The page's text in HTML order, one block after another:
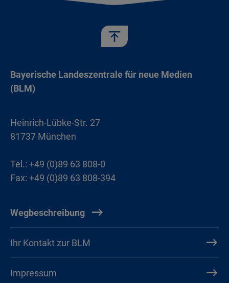
Bayerische Landeszentrale für neue Medien
(BLM)
Heinrich-Lübke-Str. 27
81737 München
Tel.: +49 (0)89 63 808-0
Fax: +49 (0)89 63 808-394
Wegbeschreibung
Ihr Kontakt zur BLM
Impressum